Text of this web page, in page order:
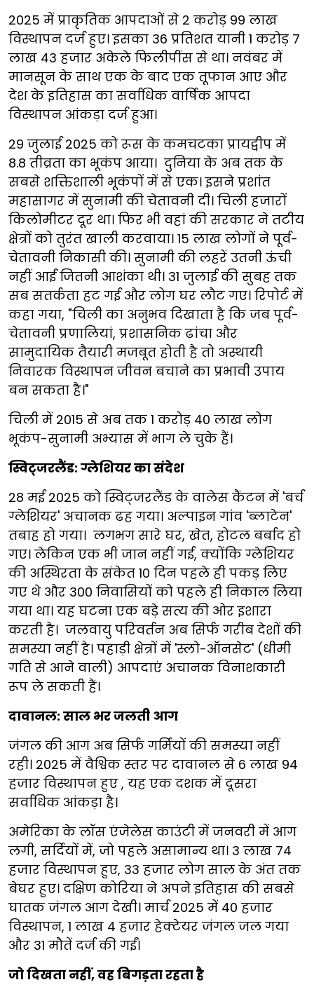
2025 में प्राकृतिक आपदाओं से 2 करोड़ 99 लाख
विस्थापन दर्ज हुए। इसका 36 प्रतिशत यानी 1 करोड़ 7
लाख 43 हजार अकेले फिलीपींस से था। नवंबर में
मानसून के साथ एक के बाद एक तूफान आए और
देश के इतिहास का सर्वाधिक वार्षिक आपदा
विस्थापन आंकड़ा दर्ज हुआ।
29 जुलाई 2025 को रूस के कमचटका प्रायद्वीप में
8.8 तीव्रता का भूकंप आया। दुनिया के अब तक के
सबसे शक्तिशाली भूकंपों में से एक। इसने प्रशांत
महासागर में सुनामी की चेतावनी दी। चिली हजारों
किलोमीटर दूर था। फिर भी वहां की सरकार ने तटीय
क्षेत्रों को तुरंत खाली करवाया। 15 लाख लोगों ने पूर्व-
चेतावनी निकासी की। सुनामी की लहरें उतनी ऊंची
नहीं आईं जितनी आशंका थी। 31 जुलाई की सुबह तक
सब सतर्कता हट गई और लोग घर लौट गए। रिपोर्ट में
कहा गया, "चिली का अनुभव दिखाता है कि जब पूर्व-
चेतावनी प्रणालियां, प्रशासनिक ढांचा और
सामुदायिक तैयारी मजबूत होती है तो अस्थायी
निवारक विस्थापन जीवन बचाने का प्रभावी उपाय
बन सकता है।"
चिली में 2015 से अब तक 1 करोड़ 40 लाख लोग
भूकंप-सुनामी अभ्यास में भाग ले चुके हैं।
स्विट्जरलैंड: ग्लेशियर का संदेश
28 मई 2025 को स्विट्जरलैंड के वालेस कैंटन में 'बर्च
ग्लेशियर' अचानक ढह गया। अल्पाइन गांव 'ब्लाटेन'
तबाह हो गया। लगभग सारे घर, खेत, होटल बर्बाद हो
गए। लेकिन एक भी जान नहीं गई, क्योंकि ग्लेशियर
की अस्थिरता के संकेत 10 दिन पहले ही पकड़ लिए
गए थे और 300 निवासियों को पहले ही निकाल लिया
गया था। यह घटना एक बड़े सत्य की ओर इशारा
करती है। जलवायु परिवर्तन अब सिर्फ गरीब देशों की
समस्या नहीं है। पहाड़ी क्षेत्रों में 'स्लो-ऑनसेट' (धीमी
गति से आने वाली) आपदाएं अचानक विनाशकारी
रूप ले सकती हैं।
दावानल: साल भर जलती आग
जंगल की आग अब सिर्फ गर्मियों की समस्या नहीं
रही। 2025 में वैश्विक स्तर पर दावानल से 6 लाख 94
हजार विस्थापन हुए , यह एक दशक में दूसरा
सर्वाधिक आंकड़ा है।
अमेरिका के लॉस एंजेलेस काउंटी में जनवरी में आग
लगी, सर्दियों में, जो पहले असामान्य था। 3 लाख 74
हजार विस्थापन हुए, 33 हजार लोग साल के अंत तक
बेघर हुए। दक्षिण कोरिया ने अपने इतिहास की सबसे
घातक जंगल आग देखी। मार्च 2025 में 40 हजार
विस्थापन, 1 लाख 4 हजार हेक्टेयर जंगल जल गया
और 31 मौतें दर्ज की गईं।
जो दिखता नहीं, वह बिगड़ता रहता है